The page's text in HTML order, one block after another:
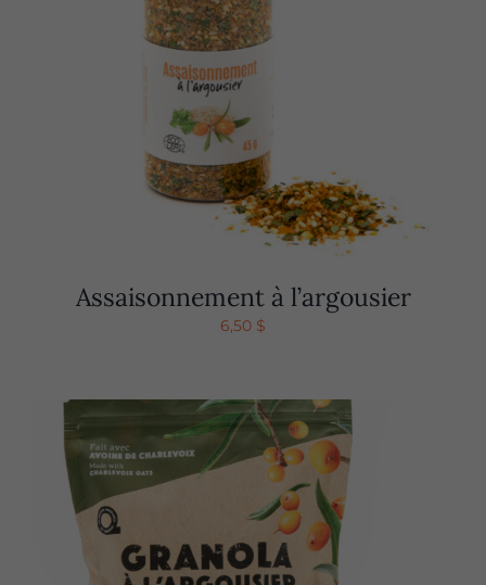
Assaisonnement à l’argousier
6,50 $